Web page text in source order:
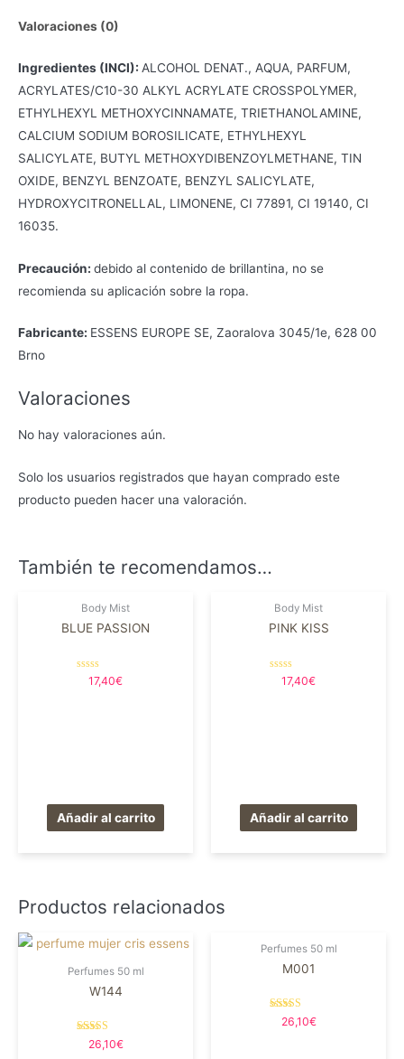
Valoraciones (0)
Ingredientes (INCI): ALCOHOL DENAT., AQUA, PARFUM,
ACRYLATES/C10-30 ALKYL ACRYLATE CROSSPOLYMER,
ETHYLHEXYL METHOXYCINNAMATE, TRIETHANOLAMINE,
CALCIUM SODIUM BOROSILICATE, ETHYLHEXYL
SALICYLATE, BUTYL METHOXYDIBENZOYLMETHANE, TIN
OXIDE, BENZYL BENZOATE, BENZYL SALICYLATE,
HYDROXYCITRONELLAL, LIMONENE, CI 77891, CI 19140, CI
16035.
Precaución: debido al contenido de brillantina, no se
recomienda su aplicación sobre la ropa.
Fabricante: ESSENS EUROPE SE, Zaoralova 3045/1e, 628 00
Brno
Valoraciones
No hay valoraciones aún.
Solo los usuarios registrados que hayan comprado este
producto pueden hacer una valoración.
También te recomendamos…
Body Mist
BLUE PASSION
Valorado
17,40€
Añadir al carrito
Body Mist
PINK KISS
Valorado
17,40€
Añadir al carrito
Productos relacionados
Perfumes 50 ml
W144
Valorado en
5.00
26,10€
Perfumes 50 ml
M001
Valorado en
5.00
26,10€